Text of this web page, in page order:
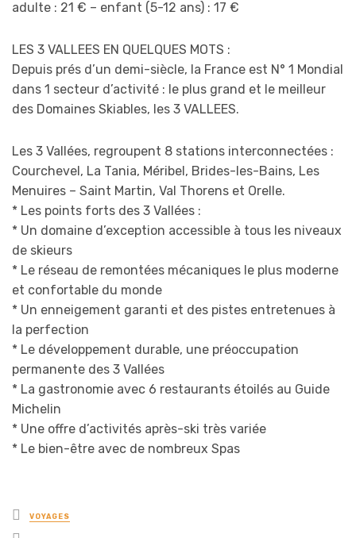
adulte : 21 € – enfant (5-12 ans) : 17 €
LES 3 VALLEES EN QUELQUES MOTS :
Depuis prés d’un demi-siècle, la France est N° 1 Mondial
dans 1 secteur d’activité : le plus grand et le meilleur
des Domaines Skiables, les 3 VALLEES.
Les 3 Vallées, regroupent 8 stations interconnectées :
Courchevel, La Tania, Méribel, Brides-les-Bains, Les
Menuires – Saint Martin, Val Thorens et Orelle.
* Les points forts des 3 Vallées :
* Un domaine d’exception accessible à tous les niveaux
de skieurs
* Le réseau de remontées mécaniques le plus moderne
et confortable du monde
* Un enneigement garanti et des pistes entretenues à
la perfection
* Le développement durable, une préoccupation
permanente des 3 Vallées
* La gastronomie avec 6 restaurants étoilés au Guide
Michelin
* Une offre d’activités après-ski très variée
* Le bien-être avec de nombreux Spas
Posted
in
VOYAGES